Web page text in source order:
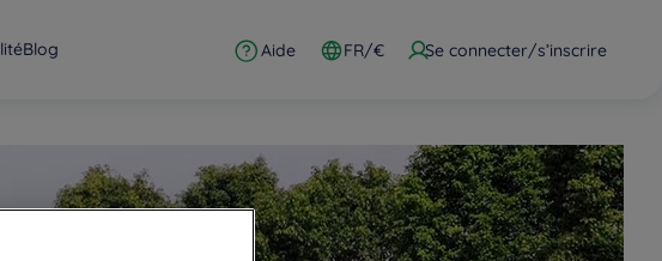
Blog Aide FR/€ Se connecter/s’inscrire